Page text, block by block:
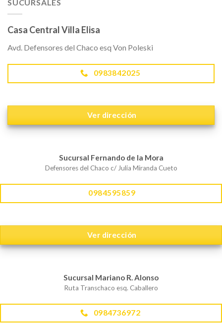
SUCURSALES
Casa Central Villa Elisa
Avd. Defensores del Chaco esq Von Poleski
0983842025
Ver dirección
Sucursal Fernando de la Mora
Defensores del Chaco c/ Julia Miranda Cueto
0984595859
Ver dirección
Sucursal Mariano R. Alonso
Ruta Transchaco esq. Caballero
0984736972